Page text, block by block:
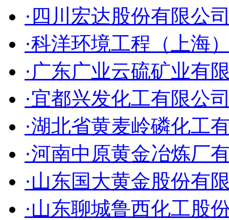
·四川宏达股份有限公
·科洋环境工程（上海
·广东广业云硫矿业有
·宜都兴发化工有限公
·湖北省黄麦岭磷化工
·河南中原黄金冶炼厂
·山东国大黄金股份有
·山东聊城鲁西化工股